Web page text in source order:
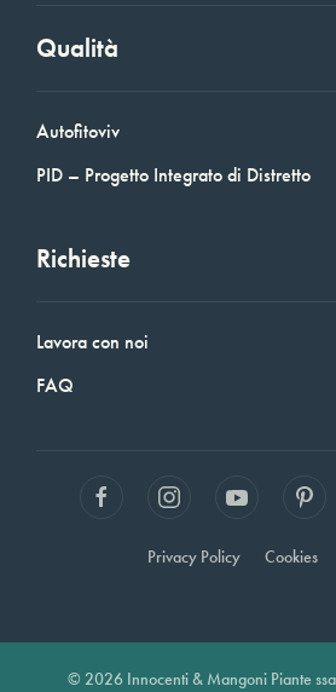
Qualità
Autofitoviv
PID – Progetto Integrato di Distretto
Richieste
Lavora con noi
FAQ
Privacy Policy Cookies
© 2026 Innocenti & Mangoni Piante ssa